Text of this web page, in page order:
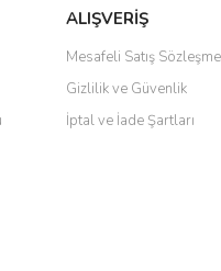
bozuk veya görüntülenemiyor.
eksik bilgiler bulunuyor.
hatalar bulunuyor.
sitelerden daha pahalı.
farklı alternatifler olmalı.
ALIŞVERİŞ
Mesafeli Satış
Gizlilik ve Güvenlik
İptal ve İade Şartları